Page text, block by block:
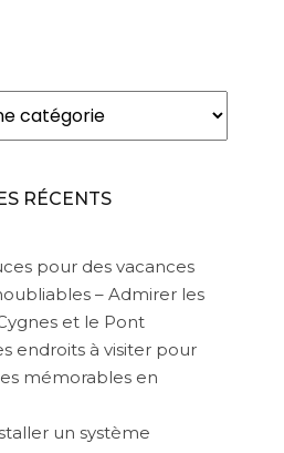
RÉCENTS
pour des vacances
– Admirer les
et le Pont
endroits à visiter pour
mémorables en
un système